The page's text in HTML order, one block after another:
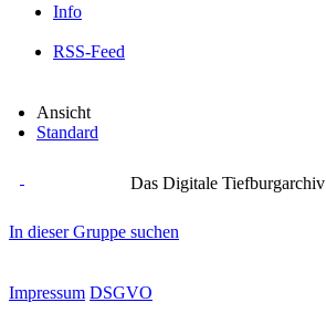
Info
RSS-Feed
Ansicht
Standard
Das Digitale Tiefburgarchiv
In dieser Gruppe suchen
Impressum DSGVO